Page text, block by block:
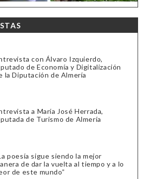
con Álvaro Izquierdo,
de Economía y Digitalización
la Diputación de Almería
a María José Herrada,
de Turismo de Almería
poesía sigue siendo la mejor
de dar la vuelta al tiempo y a lo
de este mundo”